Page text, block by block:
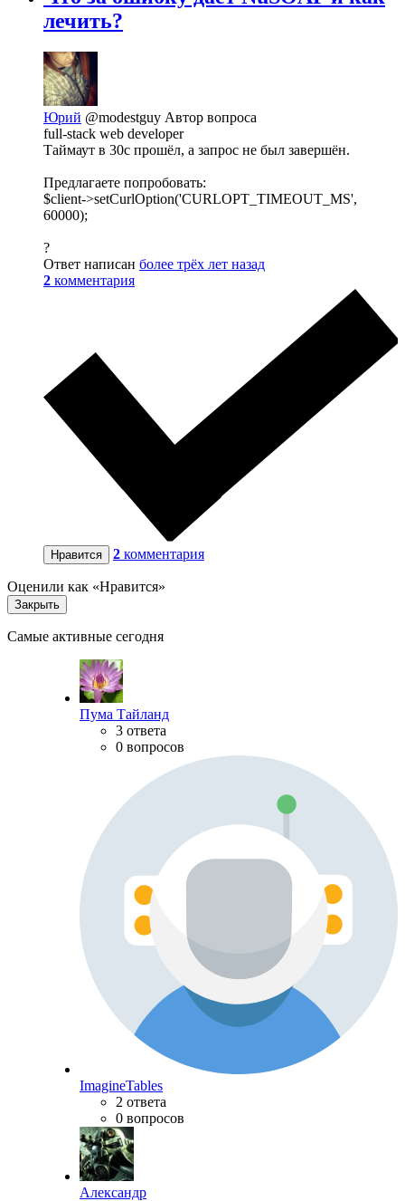
лечить?
Юрий @modestguy Автор вопроса
full-stack web developer
Таймаут в 30с прошёл, а запрос не был завершён.
Предлагаете попробовать:
$client->setCurlOption('CURLOPT_TIMEOUT_MS',
60000);
?
Ответ написан более трёх лет назад
2 комментария
Нравится 2 комментария
Оценили как «Нравится»
Закрыть
Самые активные сегодня
Пума Тайланд
3 ответа
0 вопросов
ImagineTables
2 ответа
0 вопросов
Александр